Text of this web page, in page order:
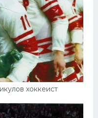
хоккеист